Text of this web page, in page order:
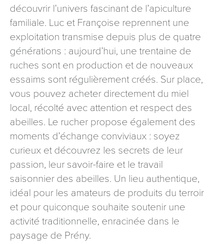
découvrir l’univers fascinant de l’apiculture
familiale. Luc et Françoise reprennent une
exploitation transmise depuis plus de quatre
générations : aujourd’hui, une trentaine de
ruches sont en production et de nouveaux
essaims sont régulièrement créés. Sur place,
vous pouvez acheter directement du miel
local, récolté avec attention et respect des
abeilles. Le rucher propose également des
moments d’échange conviviaux : soyez
curieux et découvrez les secrets de leur
passion, leur savoir-faire et le travail
saisonnier des abeilles. Un lieu authentique,
idéal pour les amateurs de produits du terroir
et pour quiconque souhaite soutenir une
activité traditionnelle, enracinée dans le
paysage de Prény.
que vous pouvez exercer en adressant une demande par
courriel à tourisme@departement54.fr ou par courrier
signé accompagné de la copie d’un titre d’identité à
l’adresse suivante : Meurthe & Moselle Tourisme - 48
esplanade Jacques-Baudot CO 90019 54035 NANCY
cedex
reCAPTCHA